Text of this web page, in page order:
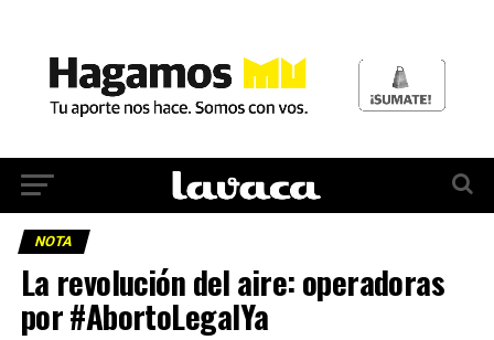
NOTA
La revolución del aire: operadoras
por #AbortoLegalYa